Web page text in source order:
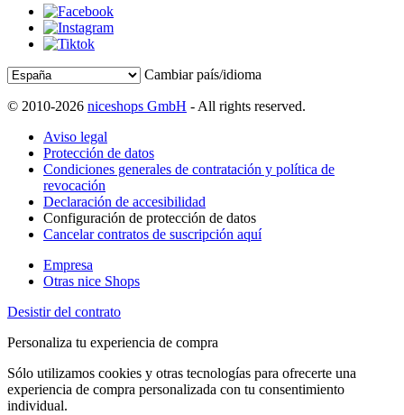
Cambiar país/idioma
© 2010-2026 niceshops GmbH - All rights reserved.
Aviso legal
Protección de datos
Condiciones generales de contratación y política de
revocación
Declaración de accesibilidad
Configuración de protección de datos
Cancelar contratos de suscripción aquí
Empresa
Otras nice Shops
Desistir del contrato
Personaliza tu experiencia de compra
Sólo utilizamos cookies y otras tecnologías para ofrecerte una
experiencia de compra personalizada con tu consentimiento
individual.